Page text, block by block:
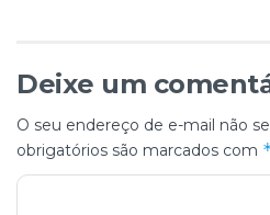
Deixe um
O seu endereço de e-mail não
obrigatórios são marcados com